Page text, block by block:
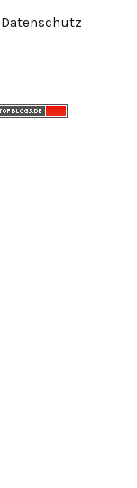
Datenschutz